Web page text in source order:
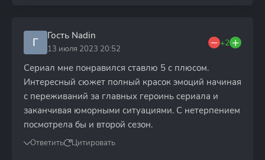
Г Гость Nadin
13 июля 2023 20:52
+2
Сериал мне понравился ставлю 5 с плюсом.
Интересный сюжет полный красок эмоций начиная
с переживаний за главных героинь сериала и
заканчивая юморными ситуациями. С нетерпением
посмотрела бы и второй сезон.
Ответить Цитировать